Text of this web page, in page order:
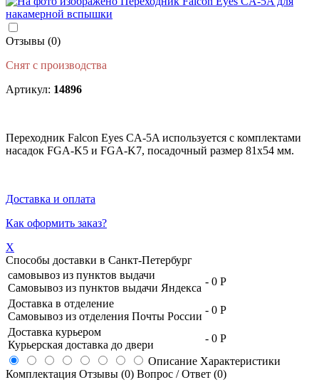
Отзывы (0)
Снят с производства
Артикул: 14896
Переходник Falcon Eyes CA-5A используется с комплектами
насадок FGA-K5 и FGA-K7, посадочный размер 81х54 мм.
Доставка и оплата
Как оформить заказ?
X
Способы доставки в Санкт-Петербург
самовывоз из пунктов выдачи
Самовывоз из пунктов выдачи Яндекса
- 0 Р
Доставка в отделение
Самовывоз из отделения Почты России
- 0 Р
Доставка курьером
Курьерская доставка до двери
- 0 Р
Описание Характеристики
Комплектация Отзывы (0) Вопрос / Ответ (0)